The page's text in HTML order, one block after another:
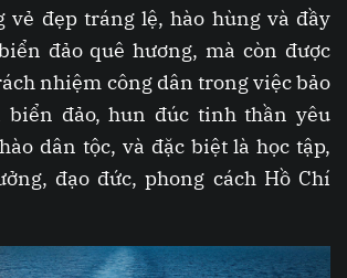
v ẻ đẹp tráng lệ, hào hùng và đầy
đảo quê hương, mà còn được
nhiệm công dân trong việc bảo
biển đảo, hun đúc tinh thần yêu
dân tộc, và đặc biệt là học tập,
đạo đức, phong cách Hồ Chí